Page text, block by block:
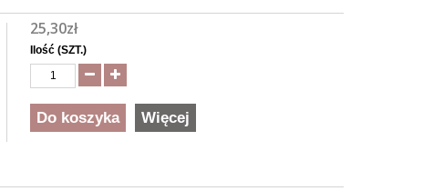
25,30zł
Ilość (SZT.)
Do koszyka Więcej